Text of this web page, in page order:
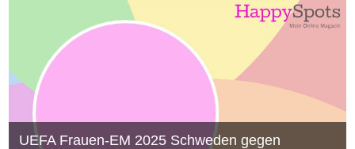
UEFA Frauen-EM 2025 Schweden gegen